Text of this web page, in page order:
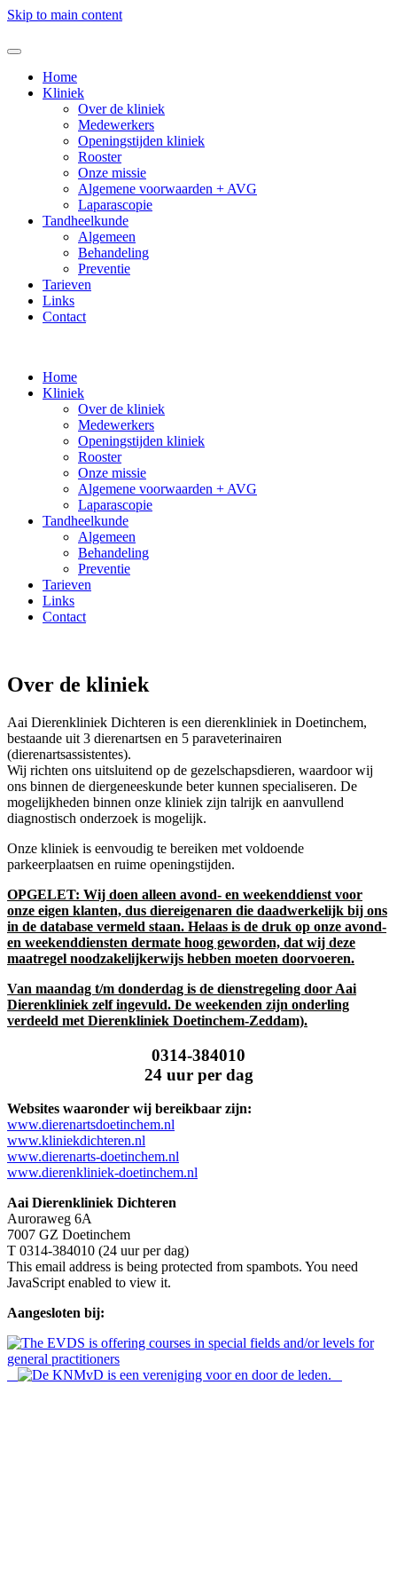
Skip to main content
Home
Kliniek
Over de kliniek
Medewerkers
Openingstijden kliniek
Rooster
Onze missie
Algemene voorwaarden + AVG
Laparascopie
Tandheelkunde
Algemeen
Behandeling
Preventie
Tarieven
Links
Contact
Home
Kliniek
Over de kliniek
Medewerkers
Openingstijden kliniek
Rooster
Onze missie
Algemene voorwaarden + AVG
Laparascopie
Tandheelkunde
Algemeen
Behandeling
Preventie
Tarieven
Links
Contact
Over de kliniek
Aai Dierenkliniek Dichteren is een dierenkliniek in Doetinchem,
bestaande uit 3 dierenartsen en 5 paraveterinairen
(dierenartsassistentes).
Wij richten ons uitsluitend op de gezelschapsdieren, waardoor wij
ons binnen de diergeneeskunde beter kunnen specialiseren. De
mogelijkheden binnen onze kliniek zijn talrijk en aanvullend
diagnostisch onderzoek is mogelijk.
Onze kliniek is eenvoudig te bereiken met voldoende
parkeerplaatsen en ruime openingstijden.
OPGELET: Wij doen alleen avond- en weekenddienst voor
onze eigen klanten, dus diereigenaren die daadwerkelijk bij ons
in de database vermeld staan. Helaas is de druk op onze avond-
en weekenddiensten dermate hoog geworden, dat wij deze
maatregel noodzakelijkerwijs hebben moeten doorvoeren.
Van maandag t/m donderdag is de dienstregeling door Aai
Dierenkliniek zelf ingevuld. De weekenden zijn onderling
verdeeld met Dierenkliniek Doetinchem-Zeddam).
0314-384010
24 uur per dag
Websites waaronder wij bereikbaar zijn:
www.dierenartsdoetinchem.nl
www.kliniekdichteren.nl
www.dierenarts-doetinchem.nl
www.dierenkliniek-doetinchem.nl
Aai Dierenkliniek Dichteren
Auroraweg 6A
7007 GZ Doetinchem
T 0314-384010 (24 uur per dag)
This email address is being protected from spambots. You need
JavaScript enabled to view it.
Aangesloten bij: